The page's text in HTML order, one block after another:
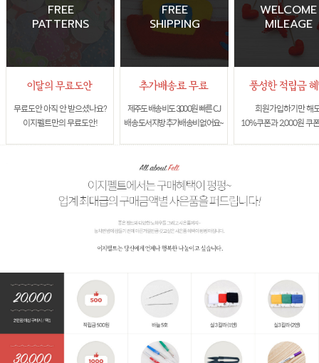
FREE
PATTERNS
무료도안 아직 안 받으셨나요?
이지펠트만의 무료도안!
FREE
SHIPPING
제주도 배송비도 3,000원 빠른 CJ
배송 도서지방 추가배송비 없어요~
WELCOME
MILEAGE
회원가입하기만 해
10%쿠폰과 2,000원 쿠